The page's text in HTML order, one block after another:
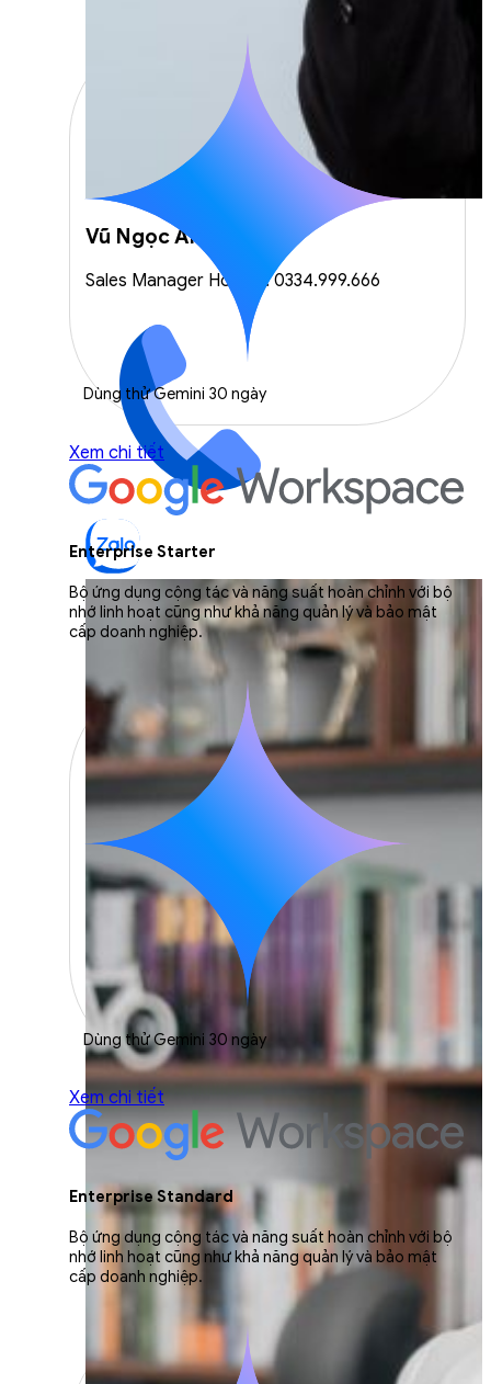
Vũ Ngọc Anh
Sales Manager Hotline: 0334.999.666
Dùng thử Gemini 30 ngày
Xem chi tiết
Enterprise Starter
Bộ ứng dụng cộng tác và năng suất hoàn chỉnh với bộ
nhớ linh hoạt cũng như khả năng quản lý và bảo mật
cấp doanh nghiệp.
Dùng thử Gemini 30 ngày
Xem chi tiết
Enterprise Standard
Bộ ứng dụng cộng tác và năng suất hoàn chỉnh với bộ
nhớ linh hoạt cũng như khả năng quản lý và bảo mật
cấp doanh nghiệp.